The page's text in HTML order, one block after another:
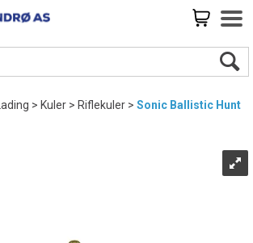
Lading>Kuler>Riflekuler>Sonic Ballistic Hunt